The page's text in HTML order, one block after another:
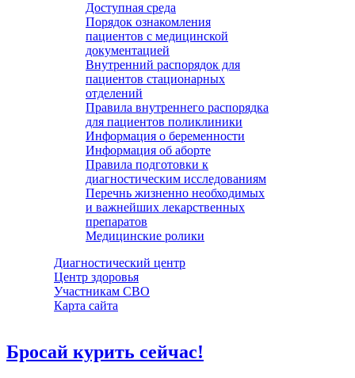
Доступная среда
Порядок ознакомления
пациентов с медицинской
документацией
Внутренний распорядок для
пациентов стационарных
отделений
Правила внутреннего распорядка
для пациентов поликлиники
Информация о беременности
Информация об аборте
Правила подготовки к
диагностическим исследованиям
Перечнь жизненно необходимых
и важнейших лекарственных
препаратов
Медицинские ролики
Диагностический центр
Центр здоровья
Участникам СВО
Карта сайта
Бросай курить сейчас!